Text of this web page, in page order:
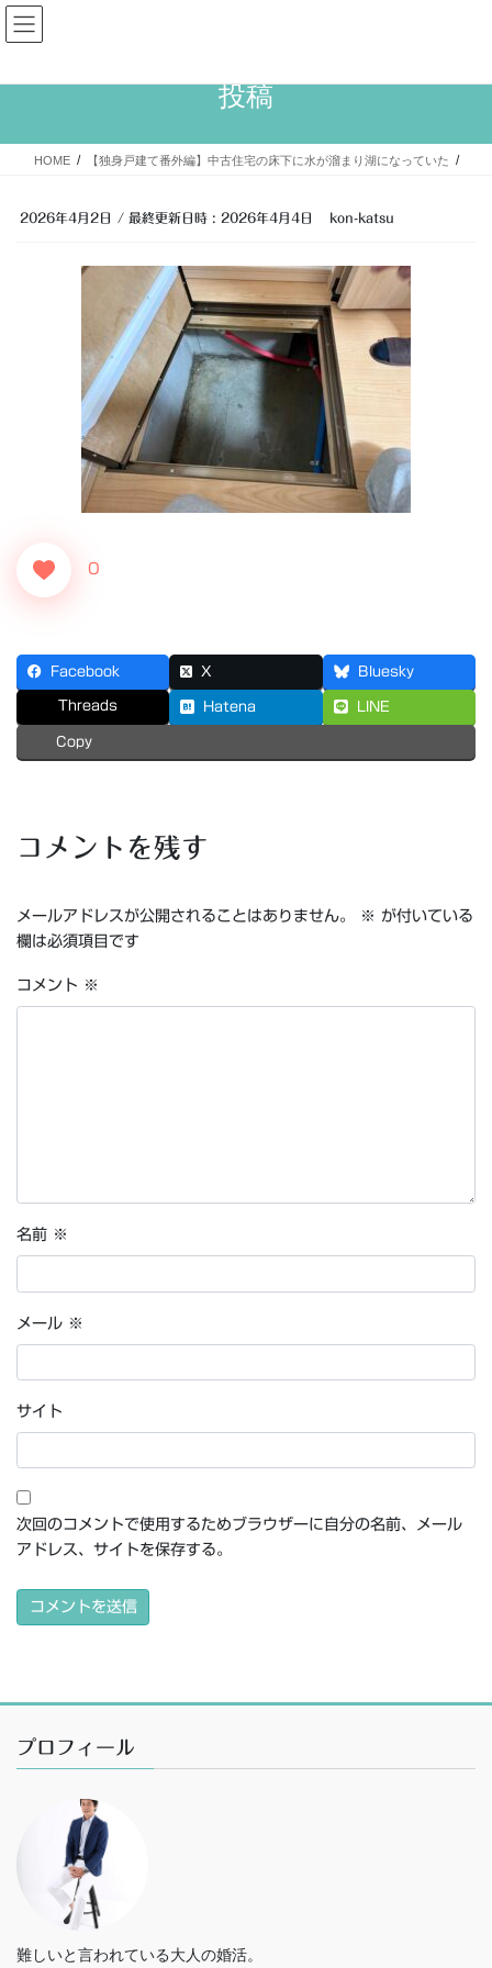
コ
ン
ス
ナ
ビ
ン
投稿
HOME 【独身戸建て番外編】中古住宅の床下に水が溜まり湖になっていた
2026年4月2日 / 最終更新日時 : 2026年4月4日 kon-katsu
0
Facebook X Bluesky
Threads Hatena LINE
Copy
コメントを残す
メールアドレスが公開されることはありません。 ※ が付いている
欄は必須項目です
コメント ※
名前 ※
メール ※
サイト
次回のコメントで使用するためブラウザーに自分の名前、メール
アドレス、サイトを保存する。
プロフィール
難しいと言われている大人の婚活。